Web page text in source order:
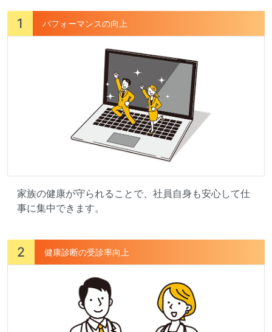
1 パフォーマンスの向上
家族の健康が守られることで、社員自身も安心して仕
事に集中できます。
2 健康診断の受診率向上